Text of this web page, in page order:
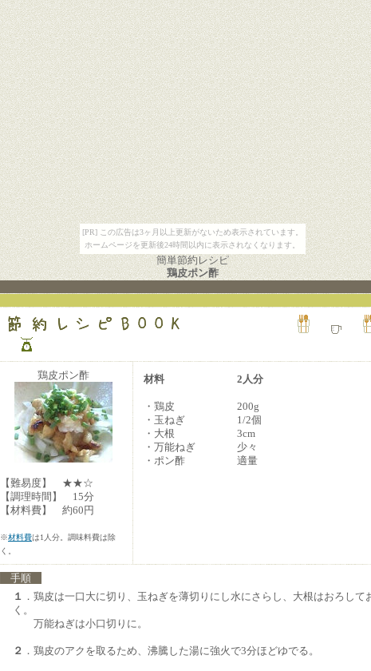
[PR] この広告は3ヶ月以上更新がないため表示されています。
ホームページを更新後24時間以内に表示されなくなります。
簡単節約レシピ
鶏皮ポン酢
鶏皮ポン酢
【難易度】 ★★☆
【調理時間】 15分
【材料費】 約60円
※材料費は1人分。調味料費は除
く。
材料
・鶏皮
・玉ねぎ
・大根
・万能ねぎ
・ポン酢
2人分
200g
1/2個
3cm
少々
適量
手順
１ ．鶏皮は一口大に切り、玉ねぎを薄切りにし水にさらし、大根はおろして
く。
万能ねぎは小口切りに。
２ ．鶏皮のアクを取るため、沸騰した湯に強火で3分ほどゆでる。